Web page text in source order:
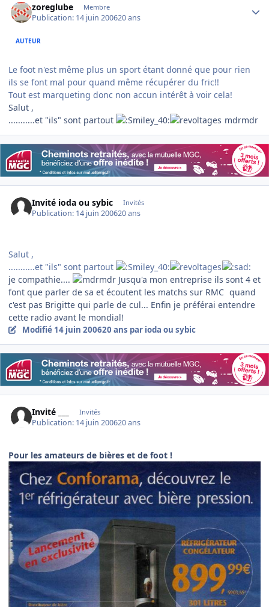
zoreglube Membre
Publication: 14 juin 200620 ans
AUTEUR
Le foot n'est même plus un sport étant donné que pour rien
ils se font mal pour quand même récupérer du fric!!
Tout est marqueting donc non accun intérêt à voir cela!
Salut ,
...........et "ils" sont partout
mdrmdr
Invité ioda ou sybic Invités
Publication: 14 juin 200620 ans
Salut ,
...........et "ils" sont partout
je compathie....
Jusqu'a mon entreprise ils sont 4 et
font que parler de sa et écoutent les matchs sur RMC quand
c'est pas Brigitte qui parle de cul... Enfin je préférai entendre
cette radio avant le mondial!
Modifié 14 juin 200620 ans par ioda ou sybic
Invité ___ Invités
Publication: 14 juin 200620 ans
Pour les amateurs de bières et de foot !